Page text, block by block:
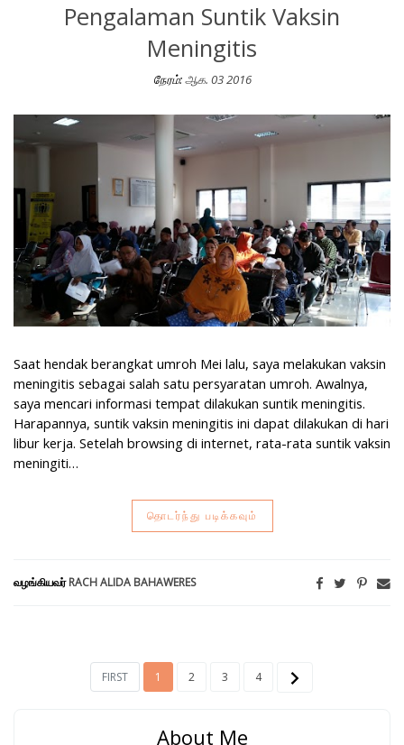
Pengalaman Suntik Vaksin
Meningitis
நேரம்:ஆக. 03 2016
Pengalaman Suntik Vaksin Meningitis
Saat hendak berangkat umroh Mei lalu, saya melakukan vaksin
meningitis sebagai salah satu persyaratan umroh. Awalnya,
saya mencari informasi tempat dilakukan suntik meningitis.
Harapannya, suntik vaksin meningitis ini dapat dilakukan di hari
libur kerja. Setelah browsing di internet, rata-rata suntik vaksin
meningiti…
தொடர்ந்து படிக்கவும்
வழங்கியவர்RACH ALIDA BAHAWERES
FIRST 1 2 3 4
About Me